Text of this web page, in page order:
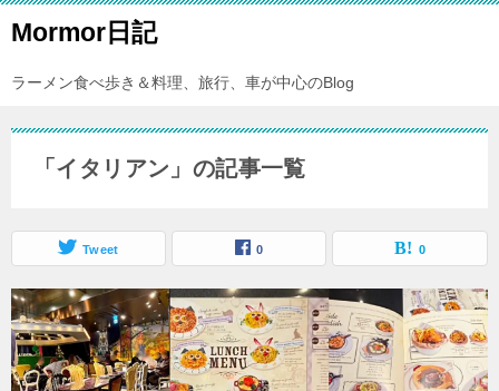
Mormor日記
ラーメン食べ歩き＆料理、旅行、車が中心のBlog
「イタリアン」の記事一覧
Tweet 0 0